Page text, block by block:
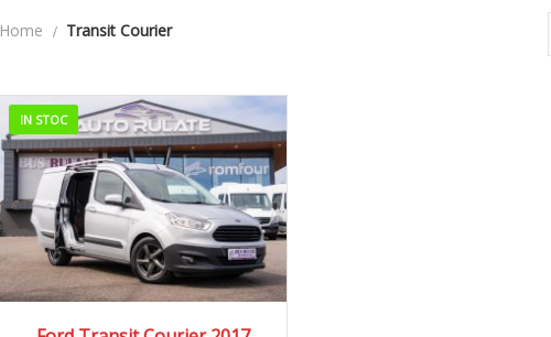
Home Transit Courier
IN STOC
2017 MANUA... 142614